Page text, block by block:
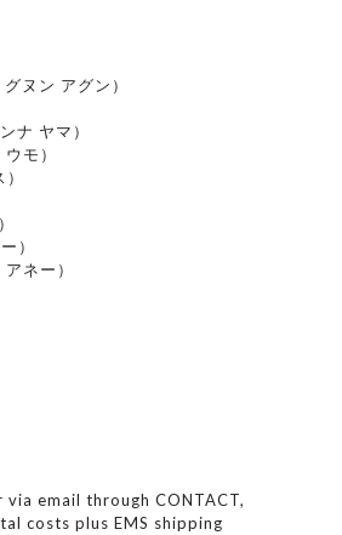
ヌン アグン）
ナ ヤマ）
モ）
）
ネー）
email through CONTACT,
costs plus EMS shipping